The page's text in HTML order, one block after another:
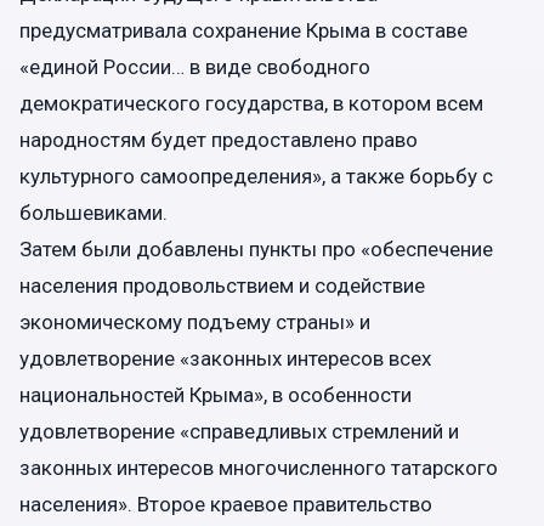
предусматривала сохранение Крыма в составе
«единой России… в виде свободного
демократического государства, в котором всем
народностям будет предоставлено право
культурного самоопределения», а также борьбу с
большевиками.
Затем были добавлены пункты про «обеспечение
населения продовольствием и содействие
экономическому подъему страны» и
удовлетворение «законных интересов всех
национальностей Крыма», в особенности
удовлетворение «справедливых стремлений и
законных интересов многочисленного татарского
населения». Второе краевое правительство